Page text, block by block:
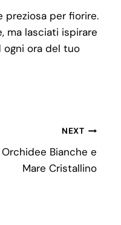
preziosa per fiorire.
ma lasciati ispirare
ogni ora del tuo
NEXT
Orchidee Bianche e
Mare Cristallino